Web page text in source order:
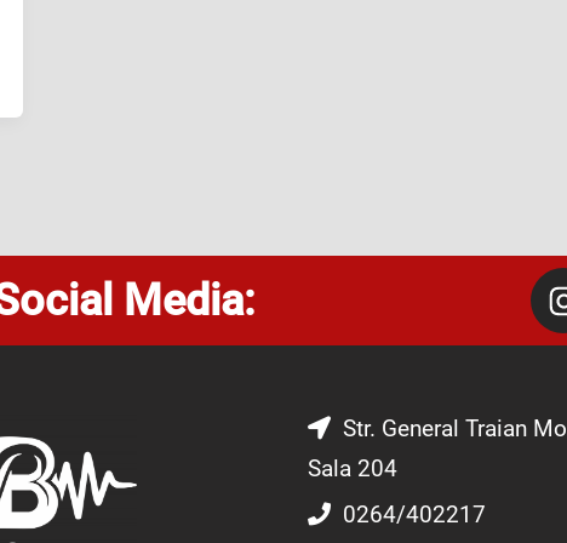
Media:
Str. General Traian
Sala 204
0264/402217